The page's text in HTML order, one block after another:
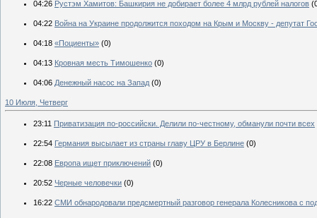
04:26 Рустэм Хамитов: Башкирия не добирает более 4 млрд рублей налогов
04:22 Война на Украине продолжится походом на Крым и Москву - депутат
04:18 «Поциенты» (0)
04:13 Кровная месть Тимошенко (0)
04:06 Денежный насос на Запад (0)
10 Июля, Четверг
23:11 Приватизация по-российски. Делили по-честному, обманули почти всех
22:54 Германия высылает из страны главу ЦРУ в Берлине (0)
22:08 Европа ищет приключений (0)
20:52 Черные человечки (0)
16:22 СМИ обнародовали предсмертный разговор генерала Колесникова с